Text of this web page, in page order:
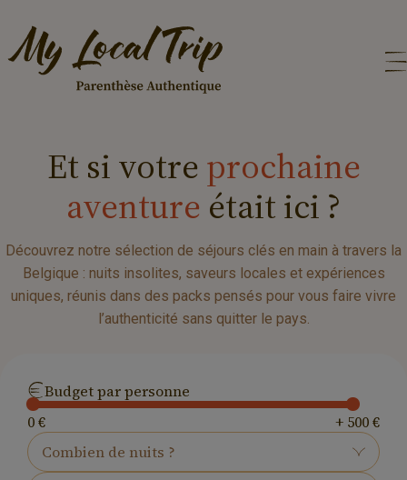
Et sivotreprochaine
aventure étaitici ?
Découvrez notre sélection de séjours clés en main à travers la
Belgique : nuits insolites, saveurs locales et expériences
uniques, réunis dans des packs pensés pour vous faire vivre
l’authenticité sans quitter le pays.
Budget par personne
0€ + 500€
Combien de nuits ?